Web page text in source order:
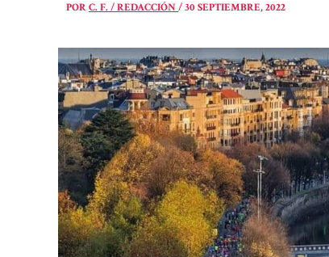
PORC. F. / REDACCIÓN/30 SEPTIEMBRE, 2022